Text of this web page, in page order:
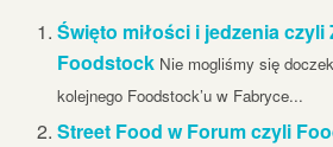
Święto miłości i jedzenia
Foodstock Nie mogliśmy się
kolejnego Foodstock’u w Fabryce...
Street Food w Forum czyli